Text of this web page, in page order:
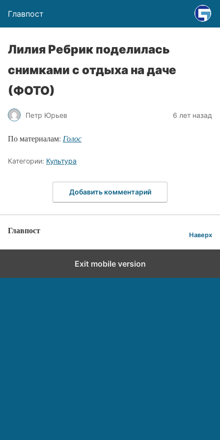
Главпост
Лилия Ребрик поделилась
снимками с отдыха на даче
(ФОТО)
Петр Юрьев 6 лет назад
По материалам: Голос
Категории: Культура
Добавить комментарий
Главпост Наверх
Exit mobile version